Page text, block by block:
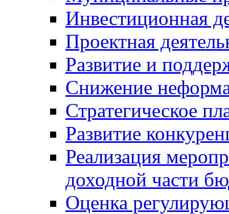
Инвестиционная
Проектная
Развитие и
Снижение
Стратегическое
Развитие
Реализация
доходной части
Оценка